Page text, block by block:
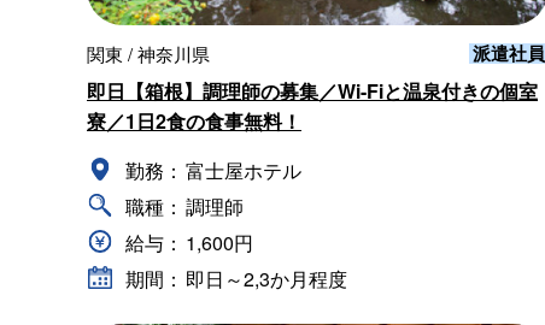
関東 / 神奈川県 派遣社員
即日【箱根】調理師の募集／Wi-Fiと温泉付きの個室
寮／1日2食の食事無料！
勤務： 富士屋ホテル
職種： 調理師
給与： 1,600円
期間： 即日～2,3か月程度